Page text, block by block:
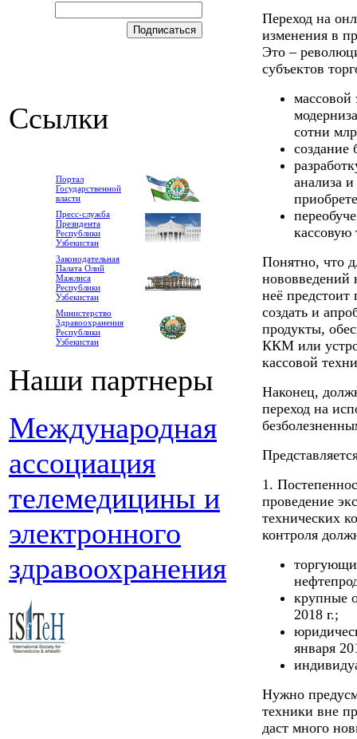
Ссылки
Портал
Государственной
власти
Пресс-служба
Президента
Республики
Узбекистан
Законодательная
Палата Олий
Мажлиса
Республики
Узбекистан
Министерство
Здравоохранения
Республики
Узбекистан
Наши партнеры
Международная
ассоциация
телемедицины и
электронного
здравоохранения
Переход на
изменения в
Это –
субъектов
сотни
создание
анализа
кассовую
Понятно, что
нововведений
неё
создать и
продукты,
ККМ или
кассовой
Наконец,
переход на
1.
проведение
технических
контроля
крупные
2018 г.;
января
Нужно
техники вне
даст много